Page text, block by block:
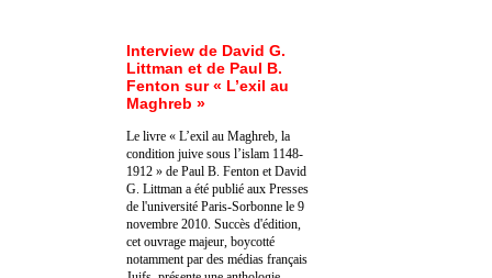
Interview de David G.
Littman et de Paul B.
Fenton sur « L’exil au
Maghreb »
Le livre « L’exil au Maghreb, la
condition juive sous l’islam 1148-
1912 » de Paul B. Fenton et David
G. Littman a été publié aux Presses
de l'université Paris-Sorbonne le 9
novembre 2010. Succès d'édition,
cet ouvrage majeur, boycotté
notamment par des médias français